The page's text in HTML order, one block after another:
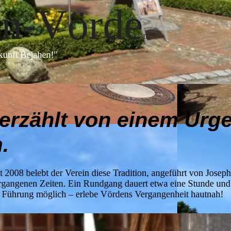
Vörden
Bejahen!"
von einem
belebt der Verein diese Tradition, angeführt von
Zeiten. Ein Rundgang dauert etwa eine Stunde
möglich – erlebe Vördens Vergangenheit hautnah!